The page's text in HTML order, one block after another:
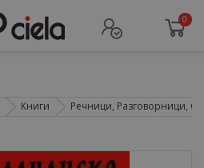
0
Книги Речници, Разговорници,